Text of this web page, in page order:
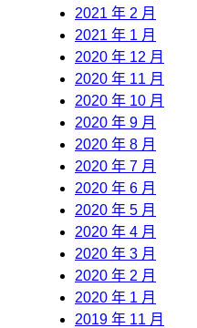
2021 年 2 月
2021 年 1 月
2020 年 12 月
2020 年 11 月
2020 年 10 月
2020 年 9 月
2020 年 8 月
2020 年 7 月
2020 年 6 月
2020 年 5 月
2020 年 4 月
2020 年 3 月
2020 年 2 月
2020 年 1 月
2019 年 11 月